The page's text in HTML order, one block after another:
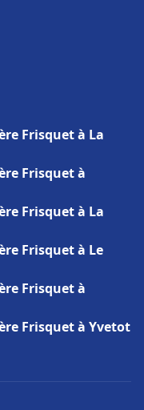
Frisquet à La
Frisquet à
Frisquet à La
Frisquet à Le
Frisquet à
Frisquet à Yvetot